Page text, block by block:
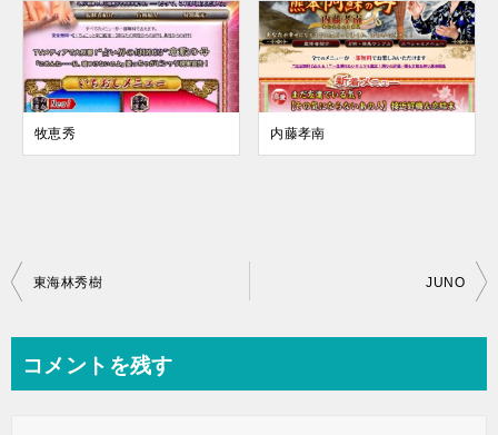
牧恵秀 内藤孝南
投
ビ
東海林秀樹 JUNO
コメントを残す